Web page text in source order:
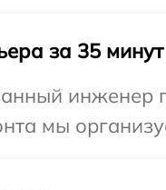
за 35 минут
инженер
мы